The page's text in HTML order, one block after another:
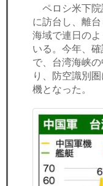
ペロシ米下院
に訪台し、離
海域で連日の
いる。今年、
で、台湾海峡
り、防空識別
機となった。